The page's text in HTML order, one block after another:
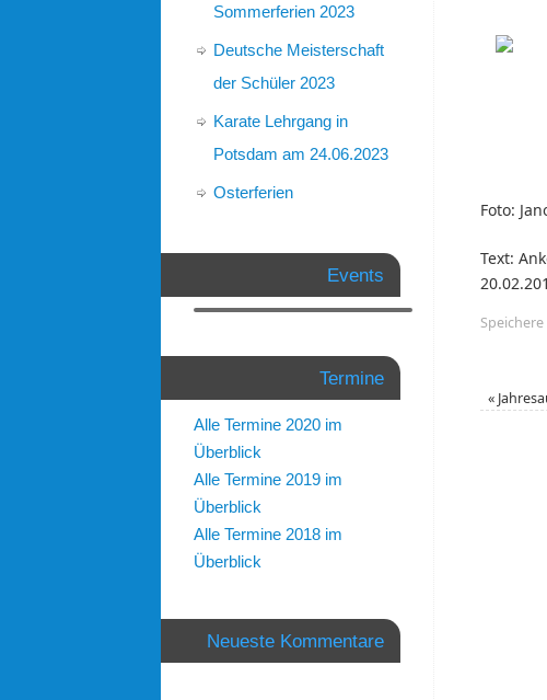
Foto:
«
Sommerferien 2023
Deutsche Meisterschaft
der Schüler 2023
Karate Lehrgang in
Potsdam am 24.06.2023
Osterferien
Events
Termine
Alle Termine 2020 im
Überblick
Alle Termine 2019 im
Überblick
Alle Termine 2018 im
Überblick
Neueste Kommentare